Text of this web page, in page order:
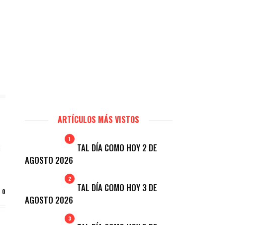
0
ARTÍCULOS MÁS VISTOS
1
TAL DÍA COMO HOY 2 DE
AGOSTO 2026
2
TAL DÍA COMO HOY 3 DE
AGOSTO 2026
3